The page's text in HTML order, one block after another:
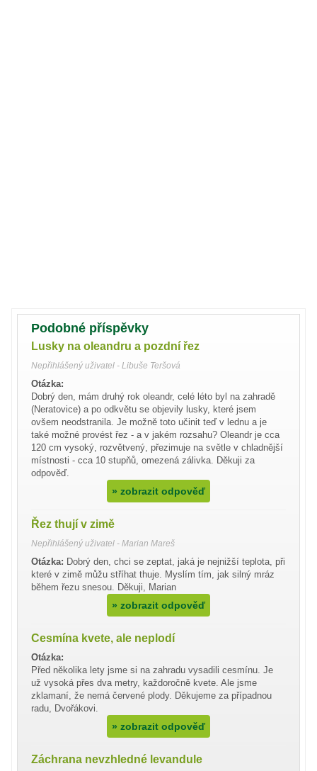
Podobné příspěvky
Lusky na oleandru a pozdní řez
Nepřihlášený uživatel - Libuše Teršová
Otázka:
Dobrý den, mám druhý rok oleandr, celé léto byl na zahradě
(Neratovice) a po odkvětu se objevily lusky, které jsem
ovšem neodstranila. Je možně toto učinit teď v lednu a je
také možné provést řez - a v jakém rozsahu? Oleandr je cca
120 cm vysoký, rozvětvený, přezimuje na světle v chladnější
místnosti - cca 10 stupňů, omezená zálivka. Děkuji za
odpověď.
» zobrazit odpověď
Řez thují v zimě
Nepřihlášený uživatel - Marian Mareš
Otázka: Dobrý den, chci se zeptat, jaká je nejnižší teplota, při
které v zimě můžu stříhat thuje. Myslím tím, jak silný mráz
během řezu snesou. Děkuji, Marian
» zobrazit odpověď
Cesmína kvete, ale neplodí
Otázka:
Před několika lety jsme si na zahradu vysadili cesmínu. Je
už vysoká přes dva metry, každoročně kvete. Ale jsme
zklamaní, že nemá červené plody. Děkujeme za případnou
radu, Dvořákovi.
» zobrazit odpověď
Záchrana nevzhledné levandule